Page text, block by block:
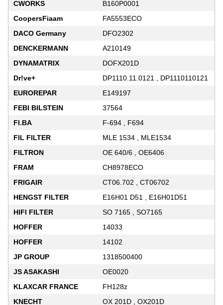
CWORKS
B160P0001
CoopersFiaam
FA5553ECO
DACO Germany
DFO2302
DENCKERMANN
A210149
DYNAMATRIX
DOFX201D
Dr!ve+
DP1110.11.0121 , DP1110110121
EUROREPAR
E149197
FEBI BILSTEIN
37564
FI.BA
F-694 , F694
FIL FILTER
MLE 1534 , MLE1534
FILTRON
OE 640/6 , OE6406
FRAM
CH8978ECO
FRIGAIR
CT06.702 , CT06702
HENGST FILTER
E16H01 D51 , E16H01D51
HIFI FILTER
SO 7165 , SO7165
HOFFER
14033
HOFFER
14102
JP GROUP
1318500400
JS ASAKASHI
OE0020
KLAXCAR FRANCE
FH128z
KNECHT
OX 201D , OX201D